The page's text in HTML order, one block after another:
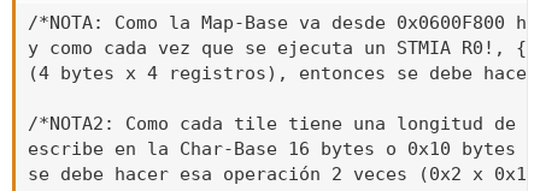
/*NOTA: Como la Map-Base va desde
y como cada vez que se ejecuta un STMIA R0!,
(4 bytes x 4 registros), entonces se debe
/*NOTA2: Como cada tile tiene una longitud de
escribe en la Char-Base 16 bytes o 0x10
se debe hacer esa operación 2 veces (0x2 x